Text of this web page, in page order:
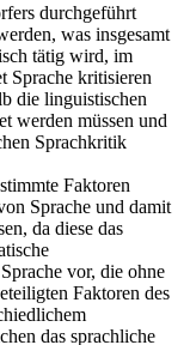
durchgeführt
was insgesamt
tätig wird, im
Sprache kritisieren
die linguistischen
werden müssen und
Sprachkritik
Faktoren
Sprache und damit
da diese das
vor, die ohne
Faktoren des
das sprachliche